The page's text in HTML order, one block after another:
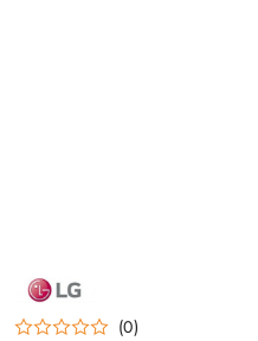
NAZWA
PRODUCENTA:
LG
(0)